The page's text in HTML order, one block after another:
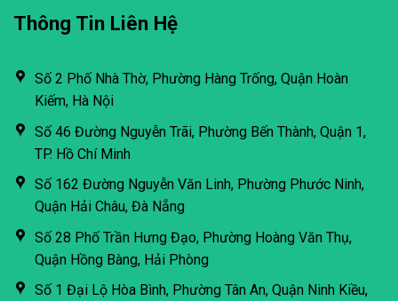
Thông Tin Liên Hệ
Số 2 Phố Nhà Thờ, Phường Hàng Trống, Quận Hoàn
Kiếm, Hà Nội
Số 46 Đường Nguyễn Trãi, Phường Bến Thành, Quận 1,
TP. Hồ Chí Minh
Số 162 Đường Nguyễn Văn Linh, Phường Phước Ninh,
Quận Hải Châu, Đà Nẵng
Số 28 Phố Trần Hưng Đạo, Phường Hoàng Văn Thụ,
Quận Hồng Bàng, Hải Phòng
Số 1 Đại Lộ Hòa Bình, Phường Tân An, Quận Ninh Kiều,